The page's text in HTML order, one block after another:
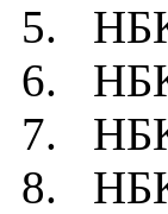
5.
6.
7.
8.